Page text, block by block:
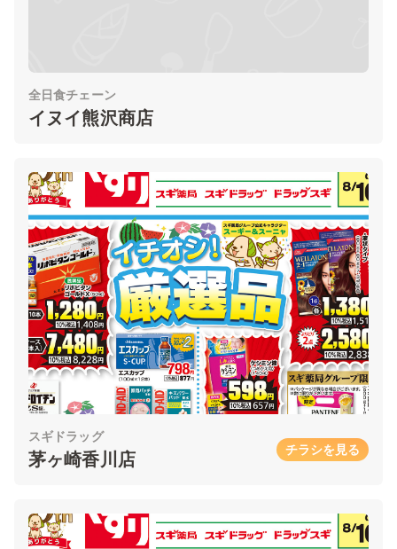
全日食チェーン
イヌイ熊沢商店
スギドラッグ
茅ヶ崎香川店 チラシを見る